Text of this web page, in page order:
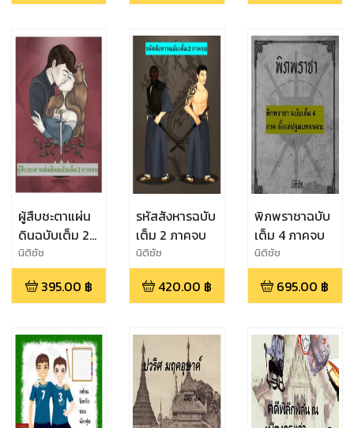
ผู้สืบชะตาแผ่น
ดินฉบับเต็ม 2
ภาคจบ
นิติชัช
395.00 ฿
รหัสสังหารฉบับ
เต็ม 2 ภาคจบ
นิติชัช
420.00 ฿
พิภพราชาฉบับ
เต็ม 4 ภาคจบ
นิติชัช
695.00 ฿